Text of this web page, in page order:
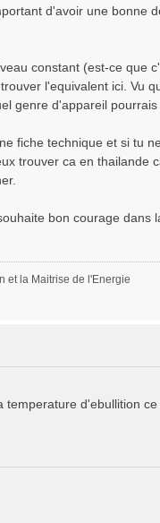
d'avoir une bonne
constant (est-ce que
l'equivalent ici. Vu
genre d'appareil
fiche technique et si tu
trouver ca en thailande
bon courage dans
et la Maitrise de l'Energie
d'ebullition